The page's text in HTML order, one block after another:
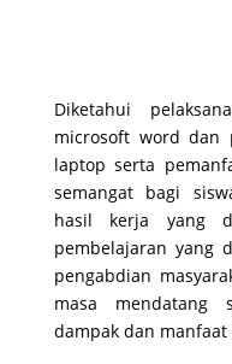
Diketahui
microsoft word dan
laptop serta
semangat bagi
hasil kerja yang
pembelajaran yang
pengabdian
masa mendatang
dampak dan manfaat